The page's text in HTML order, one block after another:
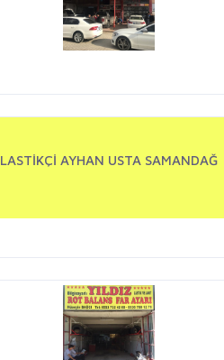
LASTİKÇİ AYHAN USTA SAMANDAĞ